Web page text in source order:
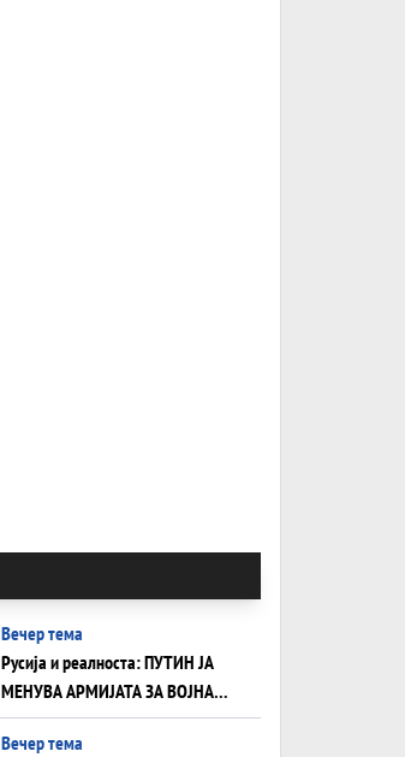
Вечер тема
Русија и реалноста: ПУТИН ЈА
МЕНУВА АРМИЈАТА ЗА ВОЈНА
ШТО ОСТАНУВА БЕЗ ФРОНТ
Вечер тема